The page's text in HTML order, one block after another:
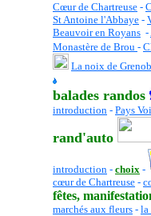
Cœur de Chartreuse -
St Antoine l'Abbaye -
Beauvoir en Royans -
Monastère de Brou -
La noix de
balades randos
introduction - Pays
rand'auto
introduction - choix -
cœur de Chartreuse -
fêtes,
marchés aux fleurs - la